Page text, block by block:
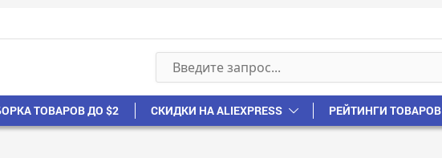
ТОВАРОВ ДО $2 СКИДКИ НА ALIEXPRESS РЕЙТИНГИ ТОВАРОВ